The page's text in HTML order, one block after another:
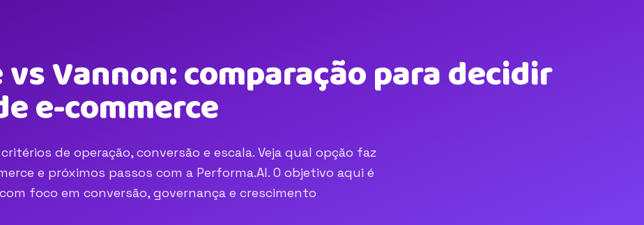
vs Vannon: comparação para decidir
e-commerce
de operação, conversão e escala. Veja qual opção faz
e próximos passos com a Performa.AI. O objetivo aqui é
foco em conversão, governança e crescimento